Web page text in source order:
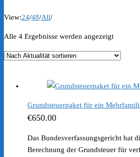
View:24/48/All/
Alle 4 Ergebnisse werden angezeigtNach
sortiert
Grundsteuerpaket für ein
€650.00
Das Bundesverfassungsgericht hat
Berechnung der Grundsteuer für